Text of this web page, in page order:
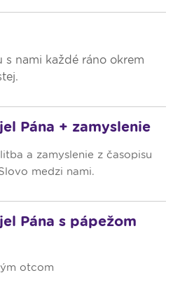
s nami každé ráno okrem
.
Pána + zamyslenie
a zamyslenie z časopisu
medzi nami.
Pána s pápežom
otcom